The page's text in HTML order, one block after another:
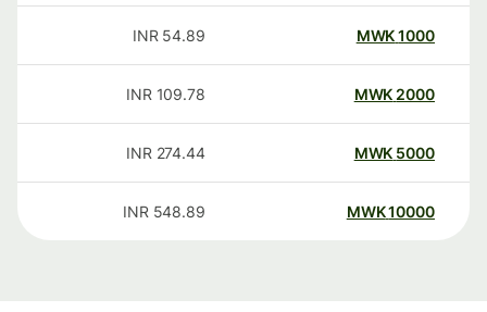
1000
MWK
54.89
INR
2000
MWK
109.78
INR
5000
MWK
274.44
INR
10000
MWK
548.89
INR